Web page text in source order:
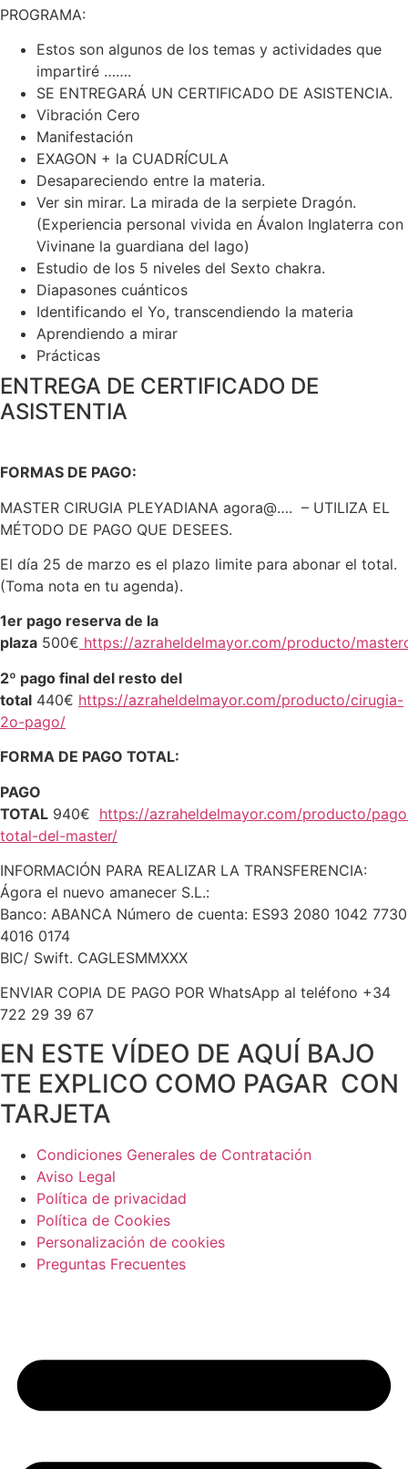
PROGRAMA:
Estos son algunos de los temas y actividades que
impartiré …….
SE ENTREGARÁ UN CERTIFICADO DE ASISTENCIA.
Vibración Cero
Manifestación
EXAGON + la CUADRÍCULA
Desapareciendo entre la materia.
Ver sin mirar. La mirada de la serpiete Dragón.
(Experiencia personal vivida en Ávalon Inglaterra con
Vivinane la guardiana del lago)
Estudio de los 5 niveles del Sexto chakra.
Diapasones cuánticos
Identificando el Yo, transcendiendo la materia
Aprendiendo a mirar
Prácticas
ENTREGA DE CERTIFICADO DE
ASISTENTIA
FORMAS DE PAGO:
MASTER CIRUGIA PLEYADIANA agora@…. – UTILIZA EL
MÉTODO DE PAGO QUE DESEES.
El día 25 de marzo es el plazo limite para abonar el total.
(Toma nota en tu agenda).
1er pago reserva de la
plaza 500€ https://azraheldelmayor.com/producto/
2º pago final del resto del
total 440€ https://azraheldelmayor.com/producto/cirugia-
2o-pago/
FORMA DE PAGO TOTAL:
PAGO
TOTAL 940€ https://azraheldelmayor.com/producto/
total-del-master/
INFORMACIÓN PARA REALIZAR LA TRANSFERENCIA:
Ágora el nuevo amanecer S.L.:
Banco: ABANCA Número de cuenta: ES93 2080 1042 7730
4016 0174
BIC/ Swift. CAGLESMMXXX
ENVIAR COPIA DE PAGO POR WhatsApp al teléfono +34
722 29 39 67
EN ESTE VÍDEO DE AQUÍ BAJO
TE EXPLICO COMO PAGAR CON
TARJETA
Condiciones Generales de Contratación
Aviso Legal
Política de privacidad
Política de Cookies
Personalización de cookies
Preguntas Frecuentes